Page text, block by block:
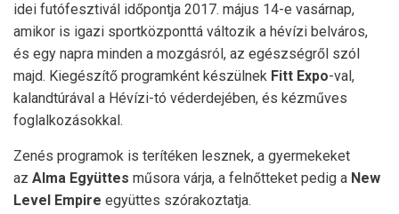
idei futófesztivál időpontja 2017. május 14-e vasárnap,
amikor is igazi sportközponttá változik a hévízi belváros,
és egy napra minden a mozgásról, az egészségről szól
majd. Kiegészítő programként készülnek Fitt Expo-val,
kalandtúrával a Hévízi-tó véderdejében, és kézműves
foglalkozásokkal.
Zenés programok is terítéken lesznek, a gyermekeket
az Alma Együttes műsora várja, a felnőtteket pedig a New
Level Empire együttes szórakoztatja.